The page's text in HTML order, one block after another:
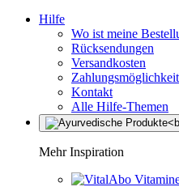
Hilfe
Wo ist meine
Rücksendungen
Versandkosten
Kontakt
Alle Hilfe-Themen
Mehr Inspiration